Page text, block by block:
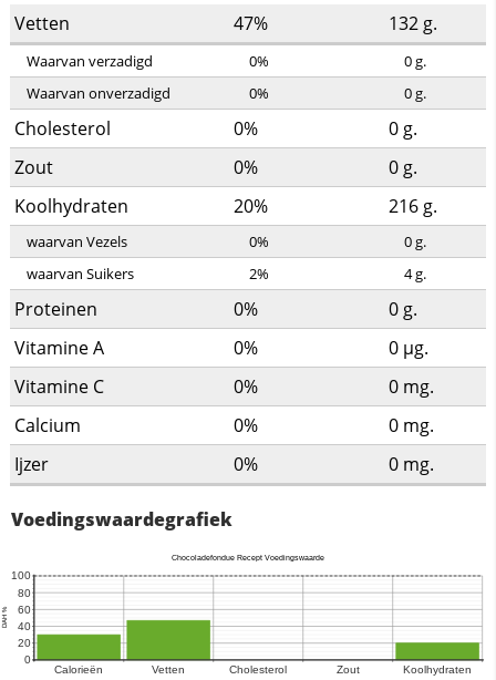
Vetten 47% 132g.
Waarvan verzadigd 0% 0g.
Waarvan onverzadigd
0% 0g.
Cholesterol 0% 0g.
Zout
0% 0g.
Koolhydraten
20% 216g.
waarvan Vezels 0% 0g.
waarvan Suikers
2% 4g.
Proteinen 0% 0g.
Vitamine A
0% 0 µg.
Vitamine C
0% 0 mg.
Calcium
0% 0 mg.
Ijzer
0% 0 mg.
Voedingswaardegrafiek